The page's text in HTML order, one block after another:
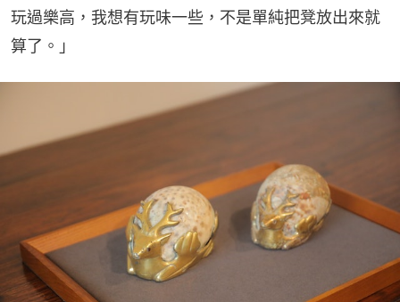
玩過樂高，我想有玩味一些，不是單純把凳放出來就
算了。」